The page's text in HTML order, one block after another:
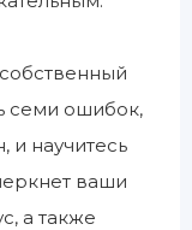
семи ошибок,
и научитесь
ваши
а также